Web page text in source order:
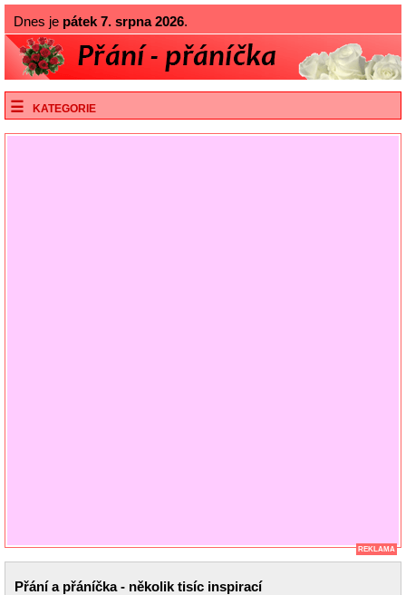
Dnes je pátek 7. srpna 2026.
KATEGORIE
REKLAMA
Přání a přáníčka - několik tisíc inspirací